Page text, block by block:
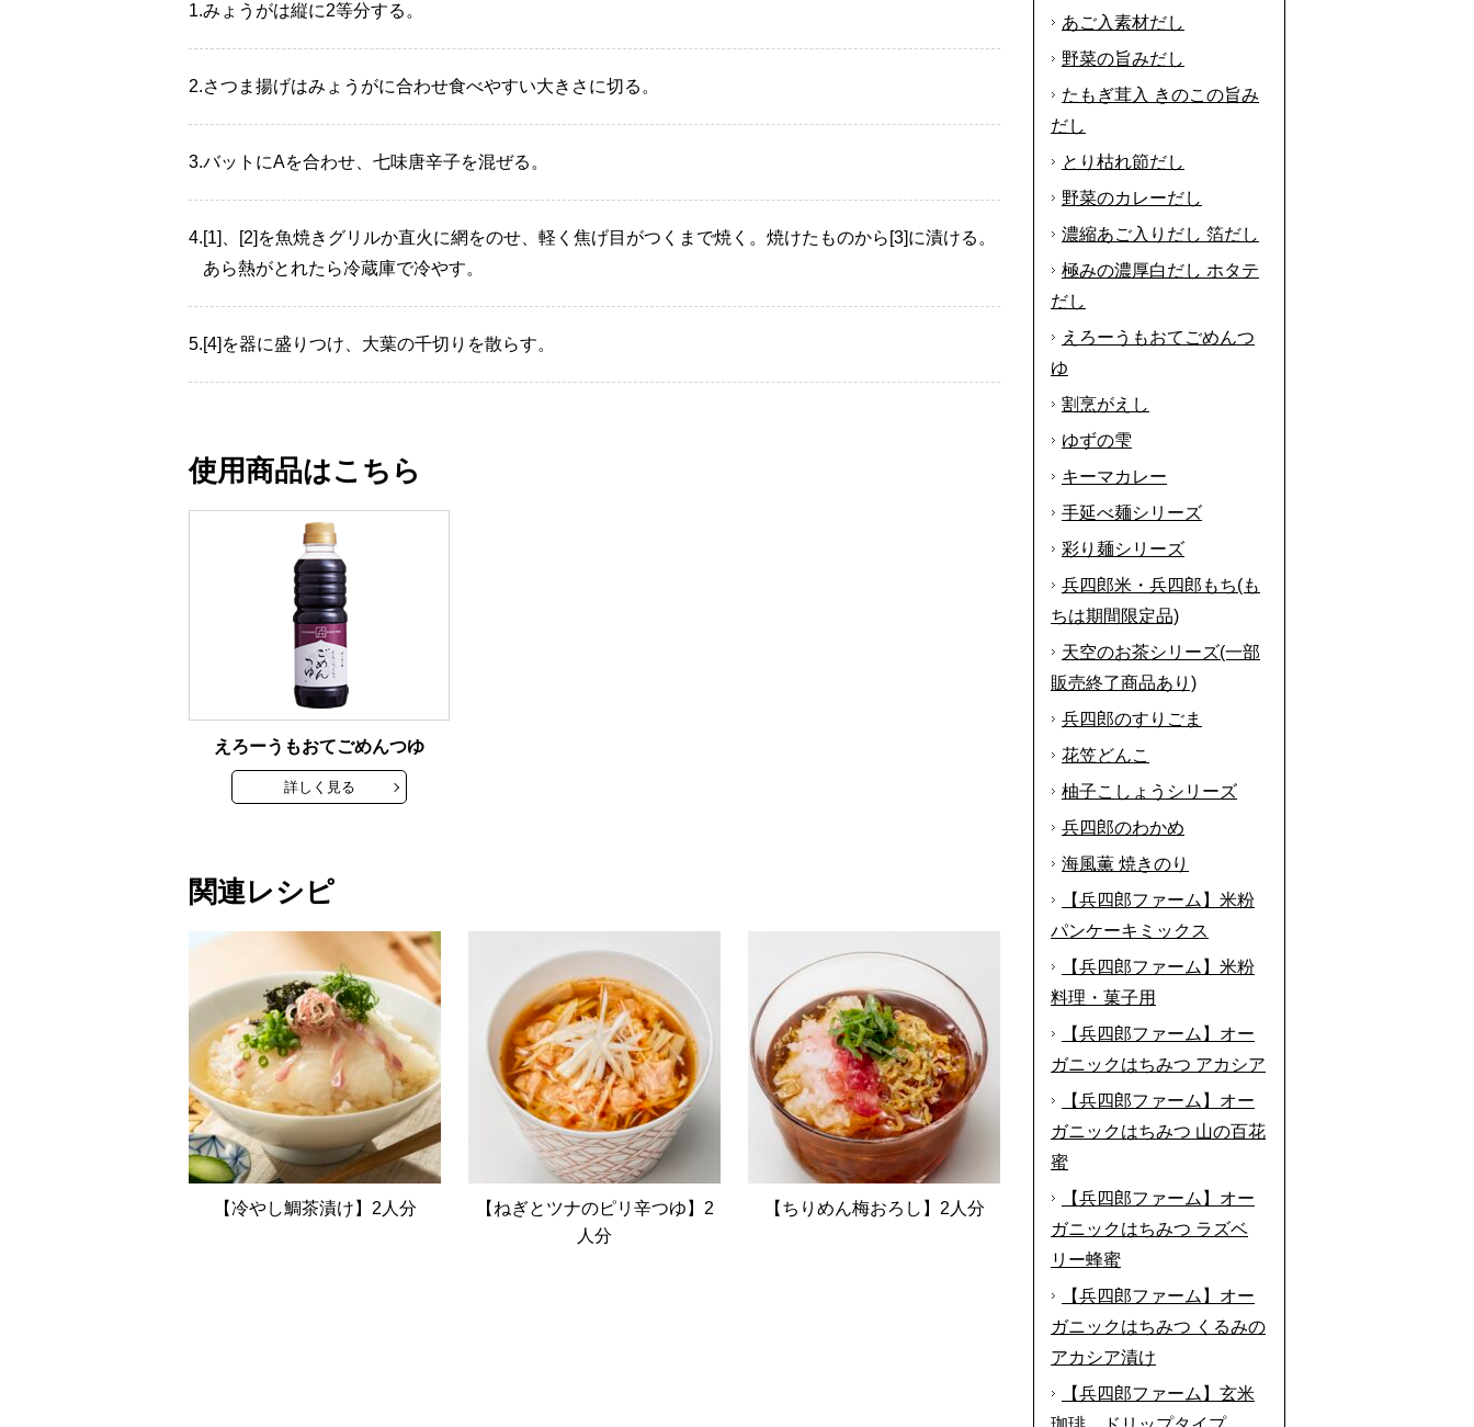
1.みょうがは縦に2等分する。
2.さつま揚げはみょうがに合わせ食べやすい大きさに切る。
3.バットにAを合わせ、七味唐辛子を混ぜる。
4.[1]、[2]を魚焼きグリルか直火に網をのせ、軽く焦げ目がつくまで焼く。焼けたものから[3]に漬ける。
あら熱がとれたら冷蔵庫で冷やす。
5.[4]を器に盛りつけ、大葉の千切りを散らす。
使用商品はこちら
えろーうもおてごめんつゆ
詳しく見る
関連レシピ
【冷やし鯛茶漬け】2人分
【ねぎとツナのピリ辛つゆ】2
人分
【ちりめん梅おろし】2人分
あご入素材だし
野菜の旨みだし
たもぎ茸入 きのこの旨み
だし
とり枯れ節だし
野菜のカレーだし
濃縮あご入りだし 箔だし
極みの濃厚白だし ホタテ
だし
えろーうもおてごめんつ
ゆ
割烹がえし
ゆずの雫
キーマカレー
手延べ麺シリーズ
彩り麺シリーズ
兵四郎米・兵四郎もち(も
ちは期間限定品)
天空のお茶シリーズ(一部
販売終了商品あり)
兵四郎のすりごま
花笠どんこ
柚子こしょうシリーズ
兵四郎のわかめ
海風薫 焼きのり
【兵四郎ファーム】米粉
パンケーキミックス
【兵四郎ファーム】米粉
料理・菓子用
【兵四郎ファーム】オー
ガニックはちみつ アカシア
【兵四郎ファーム】オー
ガニックはちみつ 山の百花
蜜
【兵四郎ファーム】オー
ガニックはちみつ ラズベ
リー蜂蜜
【兵四郎ファーム】オー
ガニックはちみつ くるみの
アカシア漬け
【兵四郎ファーム】玄米